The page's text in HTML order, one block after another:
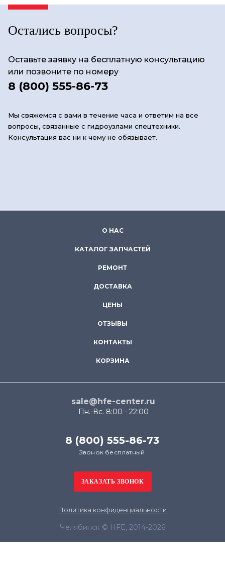
Остались вопросы?
Оставьте заявку на бесплатную консультацию
или позвоните по номеру
8 (800) 555-86-73
Мы свяжемся с вами в течение часа и ответим на все
вопросы, связанные с гидроузлами спецтехники.
Консультация вас ни к чему не обязывает.
О НАС
КАТАЛОГ ЗАПЧАСТЕЙ
РЕМОНТ
ДОСТАВКА
ЦЕНЫ
ОТЗЫВЫ
КОНТАКТЫ
КОРЗИНА
sale@hfe-center.ru
Пн.-Вс. 8:00 - 22:00
8 (800) 555-86-73
Звонок бесплатный
Политика конфиденциальности
Челябинск © HFE, 2014-2026